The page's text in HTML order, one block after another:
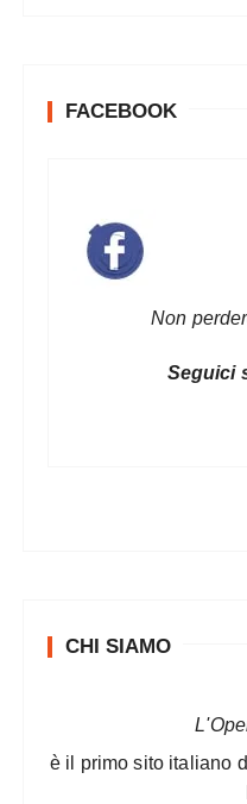
FACEBOOK
Non
Seguici
CHI SIAMO
è il primo sito italiano